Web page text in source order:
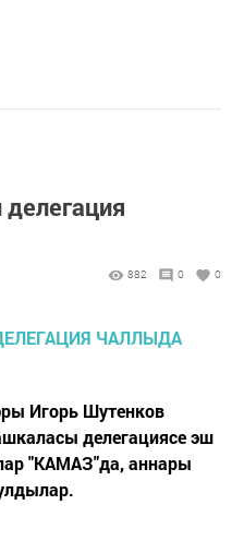
882 0 0
Игорь Шутенков
делегациясе эш
"КАМАЗ"да, аннары